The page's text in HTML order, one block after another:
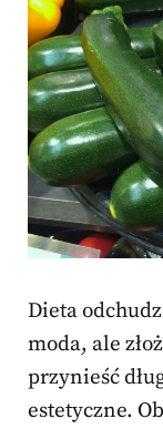
Dieta
moda, ale
przynieść
estetyczne.